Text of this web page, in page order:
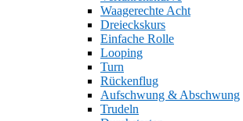
Waagerechte Acht
Dreieckskurs
Einfache Rolle
Looping
Turn
Rückenflug
Aufschwung & Abschwung
Trudeln